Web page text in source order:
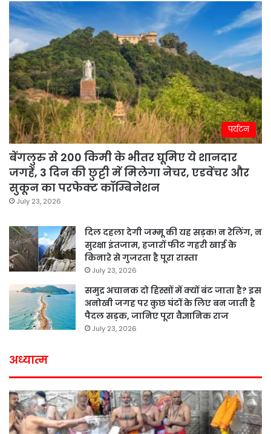
पर्यटन
बेंगलुरु से 200 किमी के भीतर घूमिए ये शानदार
जगहें, 3 दिन की छुट्टी में मिलेगा नेचर, एडवेंचर और
सुकून का परफेक्ट कॉम्बिनेशन
July 23, 2026
दिल दहला देगी जम्मू की यह सड़क! न रेलिंग, न
सुरक्षा इंतजाम, हजारों फीट गहरी खाई के
किनारे से गुजरता है पूरा रास्ता
July 23, 2026
समुद्र अचानक दो हिस्सों में क्यों बंट जाता है? इस
अनोखी जगह पर कुछ घंटों के लिए बन जाती है
पैदल सड़क, जानिए पूरा वैज्ञानिक राज
July 23, 2026
अध्यात्म